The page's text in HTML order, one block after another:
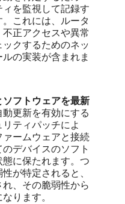
を監視して記録す
これには、ルータ
正アクセスや異常
クするためのネッ
の実装が含まれま
フトウェアを最新
動更新を有効にする
ティパッチによ
ームウェアと接続
デバイスのソフト
に保たれます。つ
が特定されると、
、その脆弱性から
ります。